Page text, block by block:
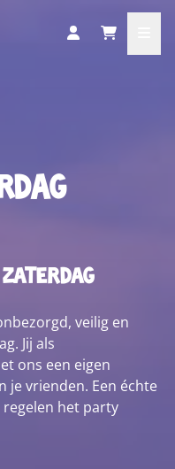
veilig en
Jij als
ons een eigen
je vrienden. Een échte
het party